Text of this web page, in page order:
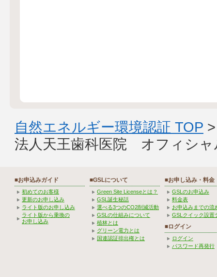
自然エネルギー環境認証 TOP
法人天王歯科医院 オフィシャ
■お申込みガイド
初めてのお客様
更新のお申し込み
ライト版のお申し込み
ライト版から乗換の
お申し込み
■GSLについて
Green Site Licenseとは？
GSL誕生秘話
選べる3つのCO2削減活動
GSLの仕組みについて
植林とは
グリーン電力とは
国連認証排出権とは
■お申し込み・料金
GSLのお申込み
料金表
お申込みまでの流
GSLクイック設置
■ログイン
ログイン
パスワード再発行